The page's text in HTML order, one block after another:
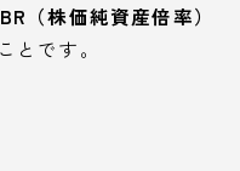
（株価純資産倍率）
ことです。